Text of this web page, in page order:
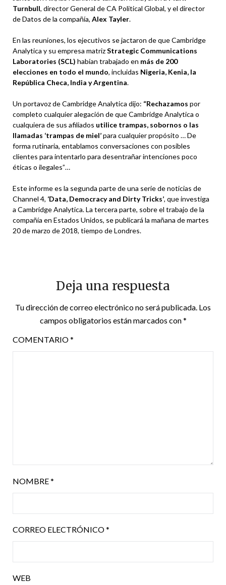
Turnbull, director General de CA Political Global, y el director
de Datos de la compañía, Alex Tayler.
En las reuniones, los ejecutivos se jactaron de que Cambridge
Analytica y su empresa matrizStrategic Communications
Laboratories (SCL) habían trabajado en más de 200
elecciones en todo el mundo, incluidas Nigeria, Kenia, la
República Checa, India y Argentina.
Un portavoz de Cambridge Analytica dijo: “Rechazamos por
completo cualquier alegación de que Cambridge Analytica o
cualquiera de sus afiliados utilice trampas, sobornos o las
llamadas ‘trampas de miel’para cualquier propósito … De
forma rutinaria, entablamos conversaciones con posibles
clientes para intentarlo para desentrañar intenciones poco
éticas o ilegales”…
Este informe es la segunda parte de una serie de noticias de
Channel 4, ‘Data, Democracy and Dirty Tricks’, que investiga
a Cambridge Analytica. La tercera parte, sobre el trabajo de la
compañía en Estados Unidos, se publicará la mañana de martes
20 de marzo de 2018, tiempo de Londres.
Deja una respuesta
Tu dirección de correo electrónico no será publicada. Los
campos obligatorios están marcados con*
COMENTARIO*
NOMBRE*
CORREO ELECTRÓNICO*
WEB